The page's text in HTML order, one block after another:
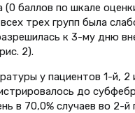
баллов по шкале
трех групп была
к 3-му дню
2).
у пациентов 1-й, 2
до
в 70,0% случаев во 2-й